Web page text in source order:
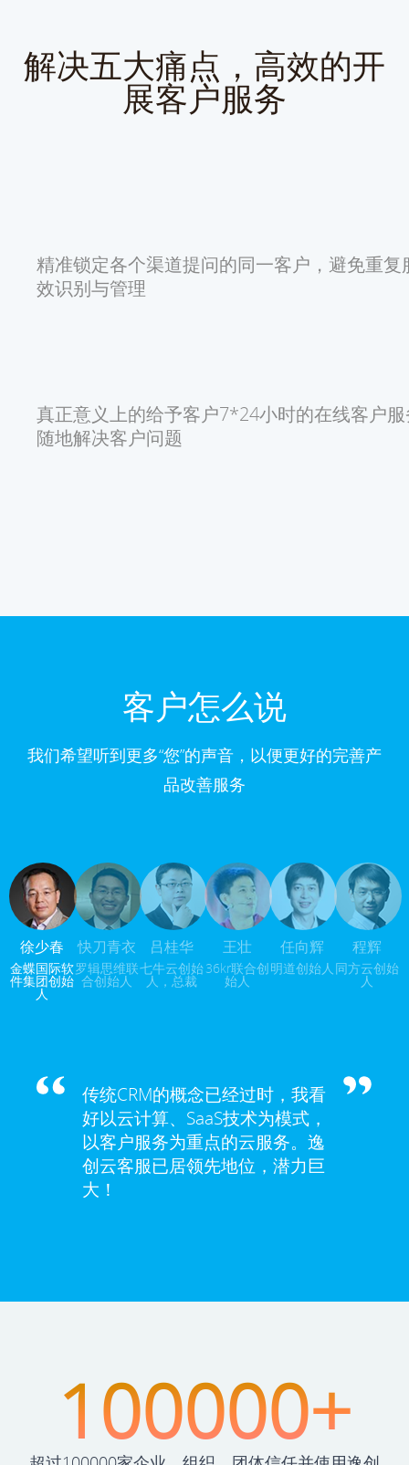
解决五大痛点，高效的开
展客户服务
精准锁定各个渠道提问的同一客户，避免重复
效识别与管理
真正意义上的给予客户7*24小时的在线客户
随地解决客户问题
客户怎么说
我们希望听到更多“您”的声音，以便更好的完善产
品改善服务
徐少春
金蝶国际软
件集团创始
人
快刀青衣
罗辑思维联
合创始人
吕桂华
七牛云创始
人，总裁
王壮
36kr联合创
始人
任向辉
明道创始人
程辉
同方云创始
人
传统CRM的概念已经过时，我看
好以云计算、SaaS技术为模式，
以客户服务为重点的云服务。逸
创云客服已居领先地位，潜力巨
大！
100000+